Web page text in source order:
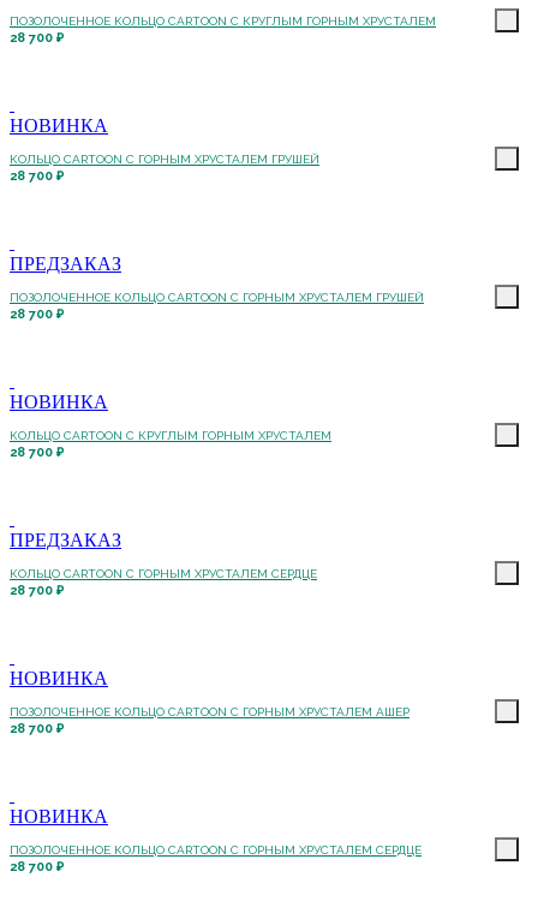
ПОЗОЛОЧЕННОЕ КОЛЬЦО CARTOON C КРУГЛЫМ ГОРНЫМ ХРУСТАЛЕМ
28 700 ₽
НОВИНКА
КОЛЬЦО CARTOON C ГОРНЫМ ХРУСТАЛЕМ ГРУШЕЙ
28 700 ₽
ПРЕДЗАКАЗ
ПОЗОЛОЧЕННОЕ КОЛЬЦО CARTOON C ГОРНЫМ ХРУСТАЛЕМ ГРУШЕЙ
28 700 ₽
НОВИНКА
КОЛЬЦО CARTOON C КРУГЛЫМ ГОРНЫМ ХРУСТАЛЕМ
28 700 ₽
ПРЕДЗАКАЗ
КОЛЬЦО CARTOON C ГОРНЫМ ХРУСТАЛЕМ СЕРДЦЕ
28 700 ₽
НОВИНКА
ПОЗОЛОЧЕННОЕ КОЛЬЦО CARTOON C ГОРНЫМ ХРУСТАЛЕМ АШЕР
28 700 ₽
НОВИНКА
ПОЗОЛОЧЕННОЕ КОЛЬЦО CARTOON C ГОРНЫМ ХРУСТАЛЕМ СЕРДЦЕ
28 700 ₽